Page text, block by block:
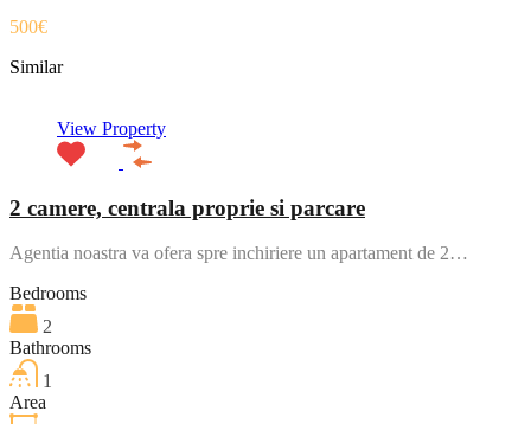
500€
Similar
View Property
2 camere, centrala proprie si parcare
Agentia noastra va ofera spre inchiriere un apartament de 2…
Bedrooms
2
Bathrooms
1
Area